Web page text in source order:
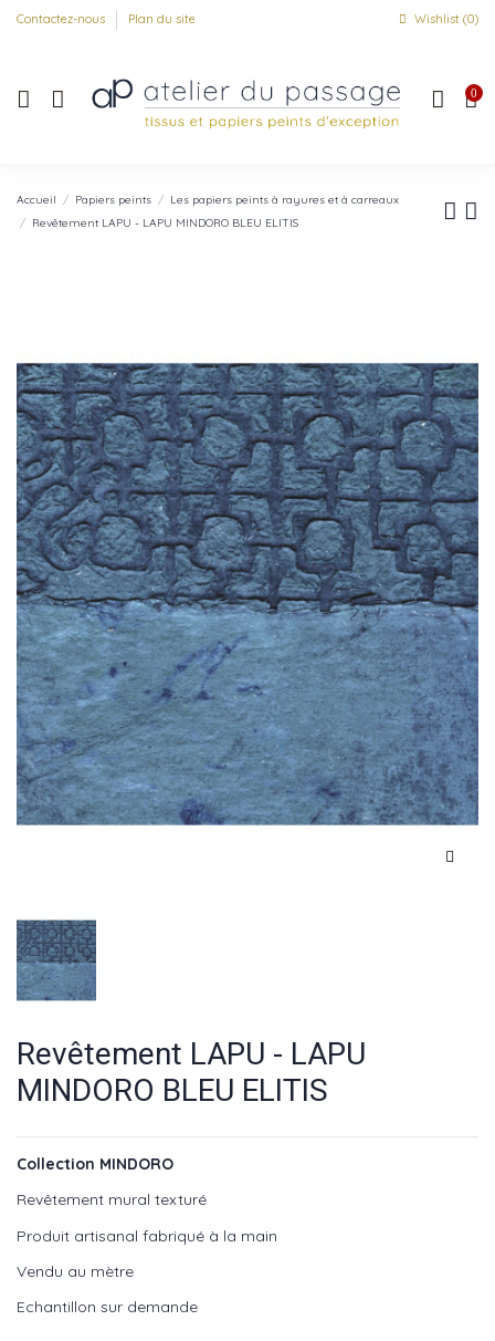
Contactez-nous Plan du site Wishlist (0)
0
Accueil Papiers peints
Les papiers peints à rayures et à carreaux
Revêtement LAPU - LAPU MINDORO BLEU ELITIS
Revêtement LAPU - LAPU
MINDORO BLEU ELITIS
Collection MINDORO
Revêtement mural texturé
Produit artisanal fabriqué à la main
Vendu au mètre
Echantillon sur demande